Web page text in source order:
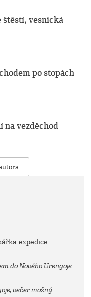
štěstí, vesnická
po stopách
na vezděchod
expedice
do Nového Urengoje
večer možný